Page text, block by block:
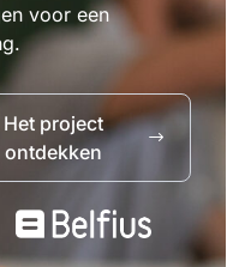
voor een
Het project
ontdekken